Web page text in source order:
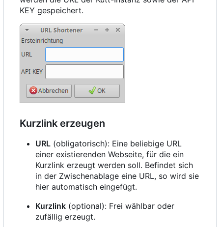
KEY gespeichert.
Kurzlink erzeugen
URL (obligatorisch): Eine beliebige URL
einer existierenden Webseite, für die ein
Kurzlink erzeugt werden soll. Befindet sich
in der Zwischenablage eine URL, so wird sie
hier automatisch eingefügt.
Kurzlink (optional): Frei wählbar oder
zufällig erzeugt.